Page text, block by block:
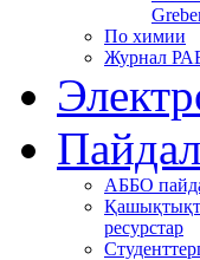
По химии
Журнал
АББО
ресурстар